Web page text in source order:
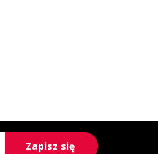
Zapisz się